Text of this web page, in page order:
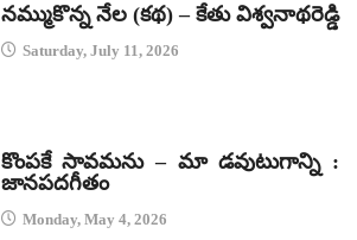
నమ్ముకొన్న నేల (కథ) – కేతు విశ్వనాథరెడ్డి
Saturday, July 11, 2026
కొంపకే సావమను – మా డవుటుగాన్ని :
జానపదగీతం
Monday, May 4, 2026